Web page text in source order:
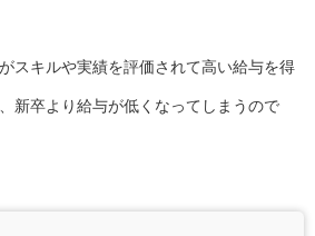
スキルや実績を評価されて高い給与を得
新卒より給与が低くなってしまうので